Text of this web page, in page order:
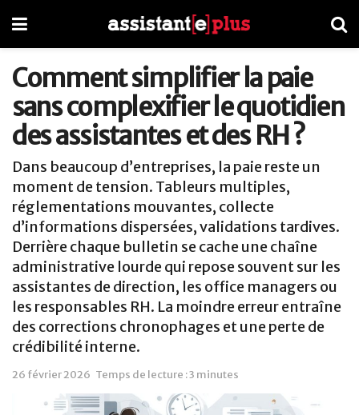
Comment simplifier la paie
sans complexifier le quotidien
des assistantes et des RH ?
Dans beaucoup d’entreprises, la paie reste un
moment de tension. Tableurs multiples,
réglementations mouvantes, collecte
d’informations dispersées, validations tardives.
Derrière chaque bulletin se cache une chaîne
administrative lourde qui repose souvent sur les
assistantes de direction, les office managers ou
les responsables RH. La moindre erreur entraîne
des corrections chronophages et une perte de
crédibilité interne.
26 février 2026 Temps de lecture : 3 minutes